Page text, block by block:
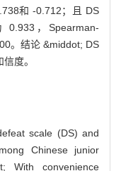
和 -0.712；且 DS
0.933，Spearman-
。结论 &middot; DS
度。
scale (DS) and
Chinese junior
With convenience